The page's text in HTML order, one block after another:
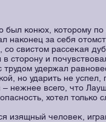
был конюх, которому по
наконец за себя
свистом рассекая
сторону и
удержал
но ударить не успел,
нежнее всего, что
хотел только
изящный человек,